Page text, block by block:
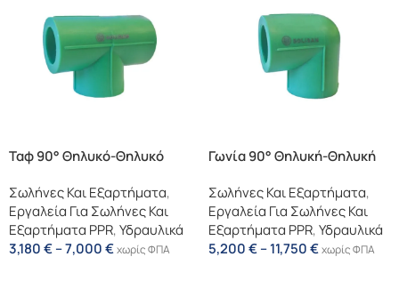
Ταφ 90° Θηλυκό-Θηλυκό
Σωλήνες Και Εξαρτήματα,
Εργαλεία Για Σωλήνες Και
Εξαρτήματα PPR,Υδραυλικά
3,180€–7,000€χωρίς ΦΠΑ
Γωνία 90° Θηλυκή-Θηλυκή
Σωλήνες Και Εξαρτήματα,
Εργαλεία Για Σωλήνες Και
Εξαρτήματα PPR,Υδραυλικά
5,200€–11,750€χωρίς ΦΠΑ